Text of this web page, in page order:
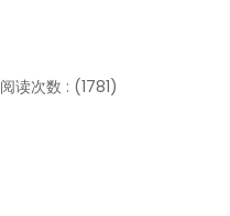
阅读次数 : (1781)